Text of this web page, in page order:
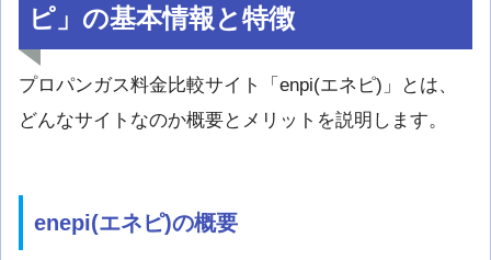
ピ」の基本情報と特徴
プロパンガス料金比較サイト「enpi(エネピ)」とは、
どんなサイトなのか概要とメリットを説明します。
enepi(エネピ)の概要